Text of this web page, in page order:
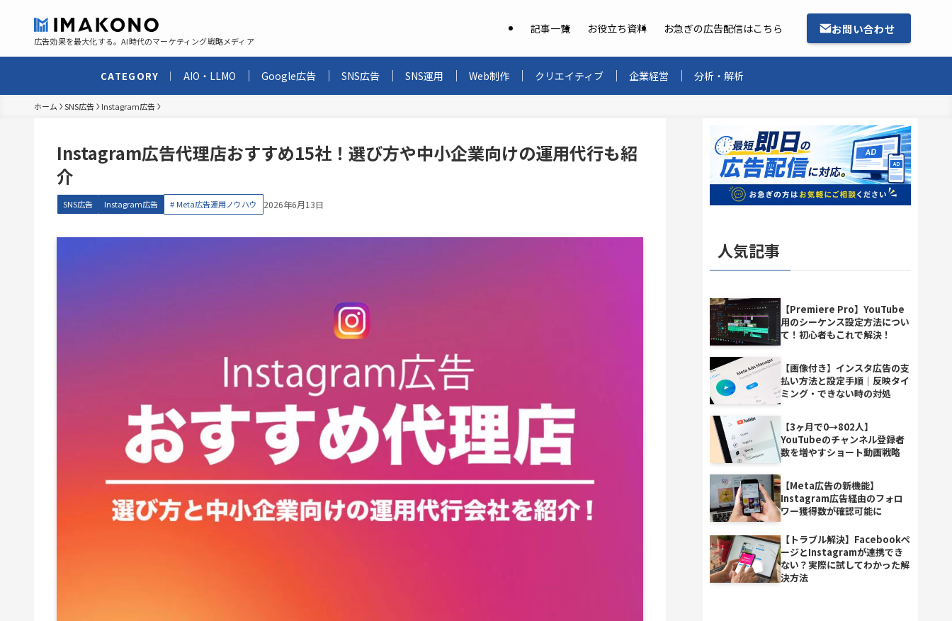
広告効果を最大化する。AI時代のマーケティング戦略メディア
記事一覧 お役立ち資料 お急ぎの広告配信はこちら お問い合わせ
CATEGORY AIO・LLMO Google広告 SNS広告 SNS運用 Web制作 クリエイティブ 企業経営 分析・解析
ホーム SNS広告 Instagram広告
Instagram広告代理店おすすめ15社！選び方や中小企業向けの運用代行も紹
介
SNS広告 Instagram広告 Meta広告運用ノウハウ 2026年6月13日
人気記事
【Premiere Pro】YouTube
用のシーケンス設定方法につい
て！初心者もこれで解決！
【画像付き】インスタ広告の支
払い方法と設定手順｜反映タイ
ミング・できない時の対処
【3ヶ月で0→802人】
YouTubeのチャンネル登録者
数を増やすショート動画戦略
【Meta広告の新機能】
Instagram広告経由のフォロ
ワー獲得数が確認可能に
【トラブル解決】Facebookペ
ージとInstagramが連携でき
ない？実際に試してわかった解
決方法